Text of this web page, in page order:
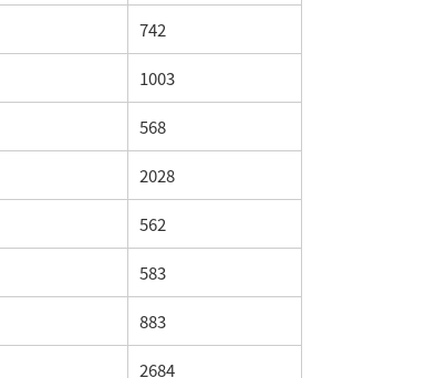
742
1003
568
2028
562
583
883
2684